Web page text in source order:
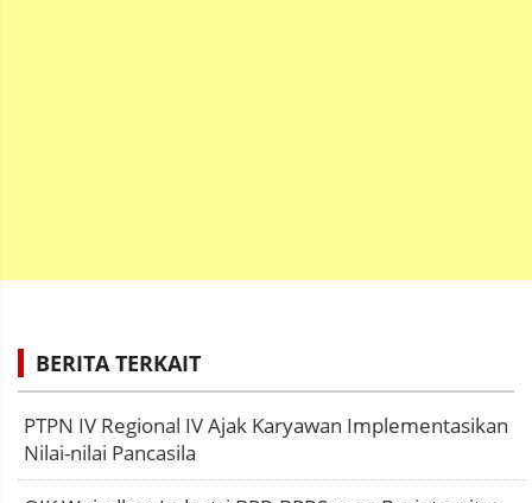
BERITA TERKAIT
PTPN IV Regional IV Ajak Karyawan Implementasikan
Nilai-nilai Pancasila